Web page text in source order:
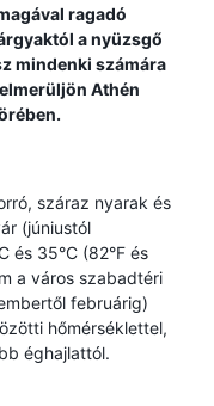
ragadó
a nyüzsgő
mindenki számára
Athén
száraz nyarak és
(júniustól
és 35°C (82°F és
a város szabadtéri
februárig)
hőmérséklettel,
éghajlattól.